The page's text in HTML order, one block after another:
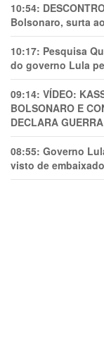
10:54:
Bolsonaro, surta
10:17: Pesquisa
do governo Lula
09:14: VÍDEO:
BOLSONARO E
DECLARA
08:55: Governo
visto de